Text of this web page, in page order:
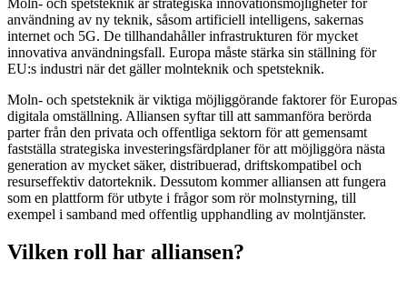
användning av ny teknik, såsom artificiell intelligens, sakernas
internet och 5G. De tillhandahåller infrastrukturen för mycket
innovativa användningsfall. Europa måste stärka sin ställning för
EU:s industri när det gäller molnteknik och spetsteknik.
Moln- och spetsteknik är viktiga möjliggörande faktorer för Europas
digitala omställning. Alliansen syftar till att sammanföra berörda
parter från den privata och offentliga sektorn för att gemensamt
fastställa strategiska investeringsfärdplaner för att möjliggöra nästa
generation av mycket säker, distribuerad, driftskompatibel och
resurseffektiv datorteknik. Dessutom kommer alliansen att fungera
som en plattform för utbyte i frågor som rör molnstyrning, till
exempel i samband med offentlig upphandling av molntjänster.
Vilken roll har alliansen?